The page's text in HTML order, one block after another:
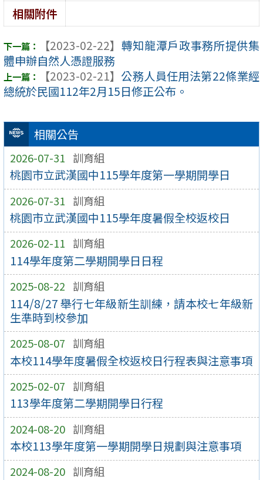
相關公告
2026-07-31 訓育組
桃園市立武漢國中115學年度第一學期開學日
2026-07-31 訓育組
桃園市立武漢國中115學年度暑假全校返校日
2026-02-11 訓育組
114學年度第二學期開學日日程
2025-08-22 訓育組
114/8/27 舉行七年級新生訓練，請本校七年級新
生準時到校參加
2025-08-07 訓育組
本校114學年度暑假全校返校日行程表與注意事項
2025-02-07 訓育組
113學年度第二學期開學日行程
2024-08-20 訓育組
本校113學年度第一學期開學日規劃與注意事項
2024-08-20 訓育組
相關附件
【2023-02-22】 轉知龍潭戶政事務所提供集
體申辦自然人憑證服務
【2023-02-21】 公務人員任用法第22條業經
總統於民國112年2月15日修正公布。